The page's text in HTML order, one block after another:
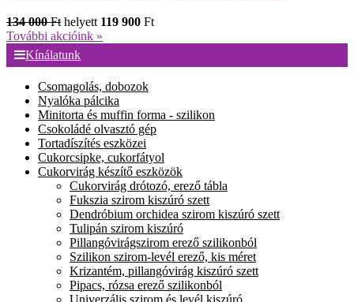
134 000 Ft helyett 119 900 Ft
További akcióink »
Kínálatunk
Csomagolás, dobozok
Nyalóka pálcika
Minitorta és muffin forma - szilikon
Csokoládé olvasztó gép
Tortadíszítés eszközei
Cukorcsipke, cukorfátyol
Cukorvirág készítő eszközök
Cukorvirág drótozó, erező tábla
Fukszia szirom kiszúró szett
Dendróbium orchidea szirom kiszúró szett
Tulipán szirom kiszúró
Pillangóvirágszirom erező szilikonból
Szilikon szirom-levél erező, kis méret
Krizantém, pillangóvirág kiszúró szett
Pipacs, rózsa erező szilikonból
Univerzális szirom és levél kiszúró